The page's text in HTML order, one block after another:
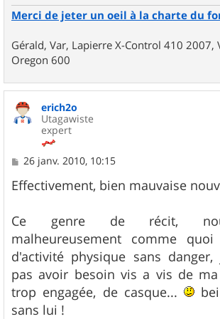
Merci de jeter un oeil à la charte du
Gérald, Var, Lapierre X-Control 410 2007,
Oregon 600
erich2o
Utagawiste
expert
M
s
s
g
e
26 janv. 2010, 10:15
Effectivement, bien mauvaise
Ce genre de récit,
malheureusement comme
d'activité physique sans
pas avoir besoin vis a vis de
trop engagée, de casque...
sans lui !